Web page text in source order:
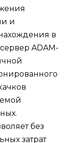
и
в
ADAM-
без
затрат